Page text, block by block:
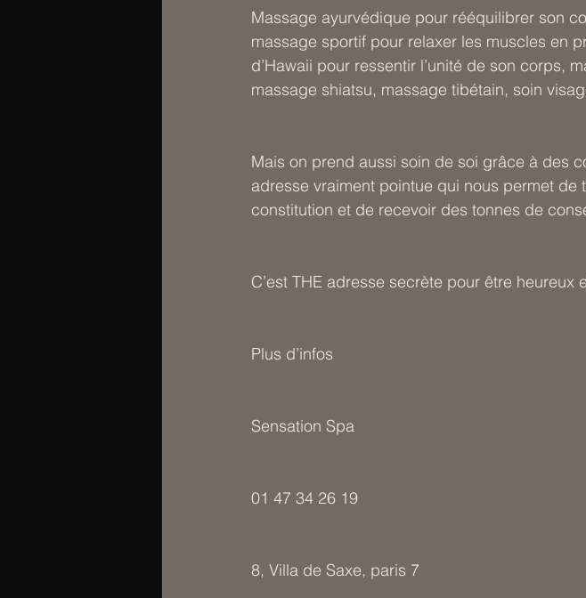
Massage ayurvédique pour rééquilibrer son
massage sportif pour relaxer les muscles en
d’Hawaii pour ressentir l’unité de son corps,
massage shiatsu, massage tibétain, soin
Mais on prend aussi soin de soi grâce à des
adresse vraiment pointue qui nous permet de
constitution et de recevoir des tonnes de
C’est THE adresse secrète pour être
Plus d’infos
Sensation Spa
01 47 34 26 19
8, Villa de Saxe, paris 7